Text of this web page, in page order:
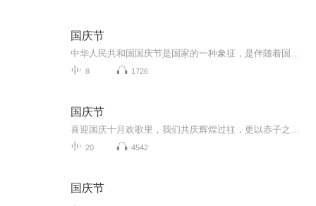
国庆节
8 1726
国庆节
20 4542
国庆节